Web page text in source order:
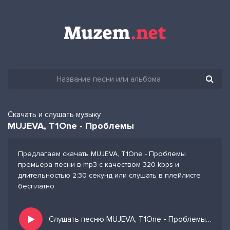
Скачать и слушать музыку
MUJEVA, T1One - Проблемы
Предлагаем скачать MUJEVA, T1One - Проблемы
премьера песни в mp3 с качеством 320 kbps и
длительностью 2:30 секунд или слушать в плейлисте
бесплатно
Слушать песню MUJEVA, T1One - Проблемы и добавить в избранных